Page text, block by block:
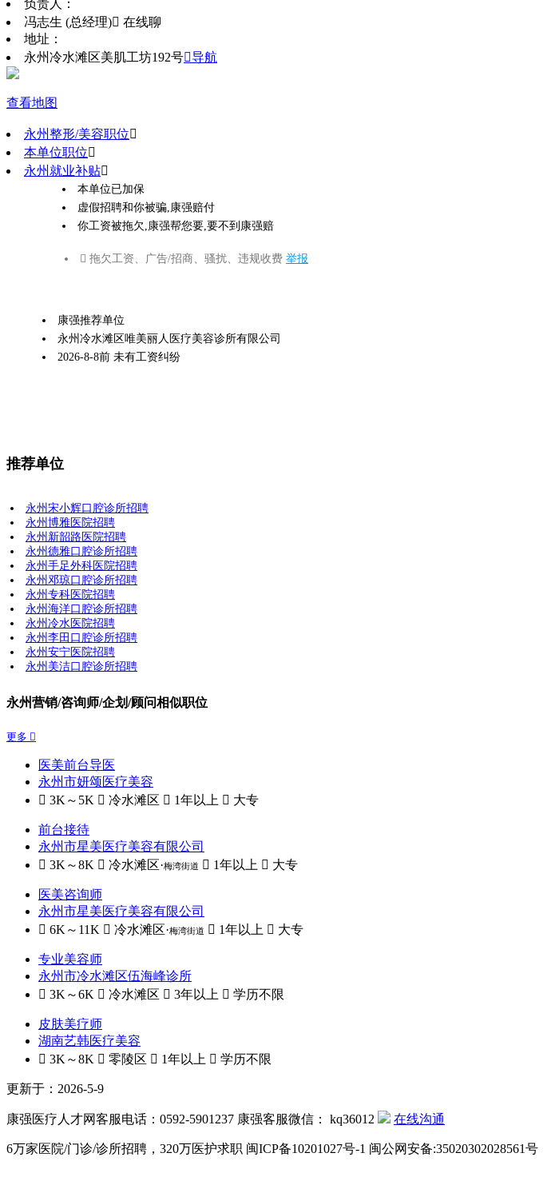
负责人：
冯志生 (总经理) 在线聊
地址：
永州冷水滩区美肌工坊192号导航
查看地图
永州整形/美容职位
本单位职位
永州就业补贴
本单位已加保
虚假招聘和你被骗,康强赔付
你工资被拖欠,康强帮您要,要不到康强赔
 拖欠工资、广告/招商、骚扰、违规收费 举报
康强推荐单位
永州冷水滩区唯美丽人医疗美容诊所有限公司
2026-8-8前 未有工资纠纷
推荐单位
永州宋小辉口腔诊所招聘
永州博雅医院招聘
永州新韶路医院招聘
永州德雅口腔诊所招聘
永州手足外科医院招聘
永州邓琼口腔诊所招聘
永州专科医院招聘
永州海洋口腔诊所招聘
永州冷水医院招聘
永州李田口腔诊所招聘
永州安宁医院招聘
永州美洁口腔诊所招聘
永州营销/咨询师/企划/顾问相似职位
更多 
医美前台导医
永州市妍颂医疗美容
 3K～5K  冷水滩区  1年以上  大专
前台接待
永州市星美医疗美容有限公司
 3K～8K  冷水滩区·梅湾街道  1年以上  大专
医美咨询师
永州市星美医疗美容有限公司
 6K～11K  冷水滩区·梅湾街道  1年以上  大专
专业美容师
永州市冷水滩区伍海峰诊所
 3K～6K  冷水滩区  3年以上  学历不限
皮肤美疗师
湖南艺韩医疗美容
 3K～8K  零陵区  1年以上  学历不限
更新于：2026-5-9
康强医疗人才网客服电话：0592-5901237 康强客服微信： kq36012 在线沟通
6万家医院/门诊/诊所招聘，320万医护求职 闽ICP备10201027号-1 闽公网安备:35020302028561号